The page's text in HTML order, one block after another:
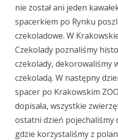
nie został ani jeden
spacerkiem po Rynku
czekoladowe. W
Czekolady poznaliśmy
czekolady, dekorowaliśmy
czekoladą. W następny
spacer po Krakowskim
dopisała, wszystkie
ostatni dzień pojechaliśmy
gdzie korzystaliśmy z